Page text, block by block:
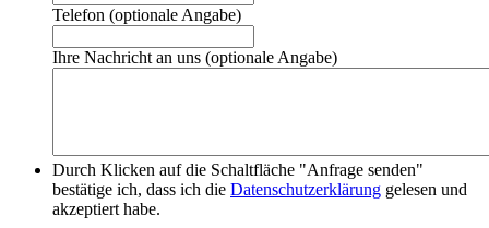
Telefon (optionale Angabe)
Ihre Nachricht an uns (optionale Angabe)
Durch Klicken auf die Schaltfläche "Anfrage senden"
bestätige ich, dass ich die Datenschutzerklärung gelesen und
akzeptiert habe.